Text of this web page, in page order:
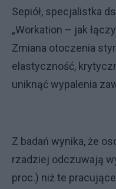
Sepiół, specjalistka
„Workation – jak
Zmiana otoczenia
elastyczność,
uniknąć wypalenia
Z badań wynika, że
rzadziej odczuwają
proc.) niż te